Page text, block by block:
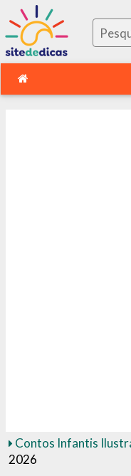
Contos Infantis
2026